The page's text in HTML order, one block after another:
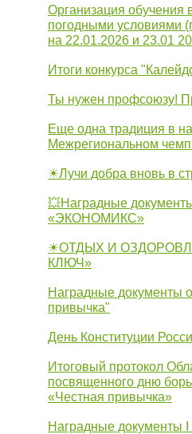
Организация обучения
погодными условиями
на 22.01.2026 и 23.01
Итоги конкурса
Ты нужен профсоюзу!
Еще одна традиция в
Межрегиональном
☀Лучи добра вновь в
💥Наградные
«ЭКОНОМИКС»
☀ОТДЫХ И
КЛЮЧ»
Наградные документы
привычка"
День Конституции
Итоговый протокол
посвященного дню
«Честная привычка»
Наградные документы